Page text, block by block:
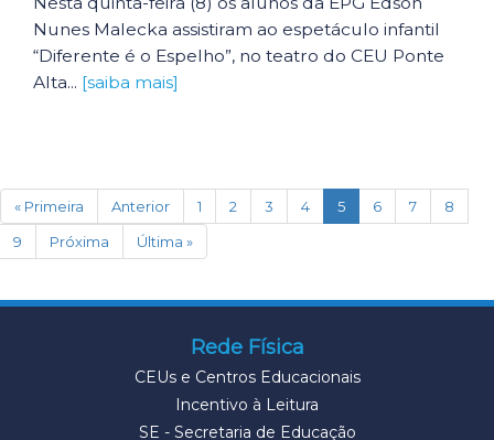
Nunes Malecka assistiram ao espetáculo infantil
“Diferente é o Espelho”, no teatro do CEU Ponte
Alta... [saiba mais]
« Primeira Anterior 1 2 3 4 5(current)
6 7
8
9
Próxima Última »
Rede Física
CEUs e Centros Educacionais
Incentivo à Leitura
SE - Secretaria de Educação